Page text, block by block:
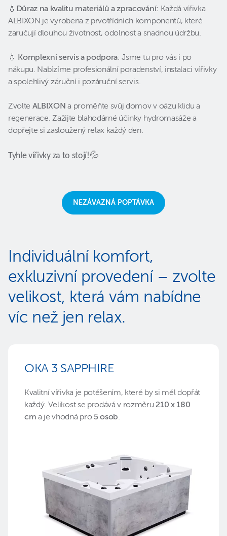
💧 Důraz na kvalitu materiálů a zpracování: Každá vířivka
ALBIXON je vyrobena z prvotřídních komponentů, které
zaručují dlouhou životnost, odolnost a snadnou údržbu.
💧 Komplexní servis a podpora: Jsme tu pro vás i po
nákupu. Nabízíme profesionální poradenství, instalaci vířivky
a spolehlivý záruční i pozáruční servis.
Zvolte ALBIXON a proměňte svůj domov v oázu klidu a
regenerace. Zažijte blahodárné účinky hydromasáže a
dopřejte si zasloužený relax každý den.
Tyhle vířivky za to stojí!💦
NEZÁVAZNÁ POPTÁVKA
Individuální komfort,
exkluzivní provedení – zvolte
velikost, která vám nabídne
víc než jen relax.
OKA 3 SAPPHIRE
Kvalitní vířivka je potěšením, které by si měl dopřát
každý. Velikost se prodává v rozměru 210 x 180
cm a je vhodná pro5 osob.